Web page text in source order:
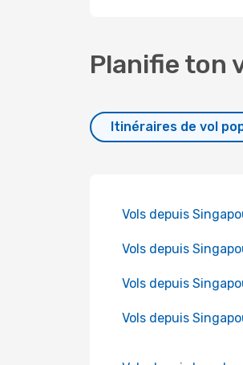
Planifie ton
Itinéraires de vol
Vols depuis
Vols depuis
Vols depuis
Vols depuis